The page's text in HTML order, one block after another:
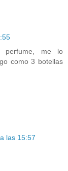
perfume, me lo
como 3 botellas
las 15:57